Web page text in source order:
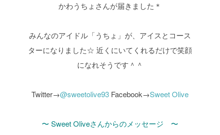
かわうちょさんが届きました＊
みんなのアイドル「うちょ」が、アイスとコース
ターになりました☆ 近くにいてくれるだけで笑顔
になれそうです＾＾
Twitter→@sweetolive93 Facebook→Sweet Olive
〜 Sweet Oliveさんからのメッセージ 〜